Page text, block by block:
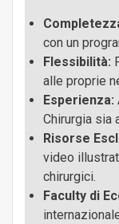
Anatomia
nasali:
e outcome
Ostruzioni
CKCS & co
con un
Flessibilità:
alle proprie
Esperienza:
Chirurgia sia
Risorse
video
chirurgici.
Faculty di